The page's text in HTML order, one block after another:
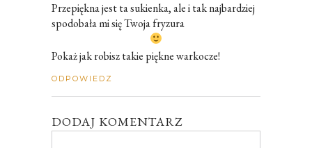
Przepiękna jest ta sukienka, ale i tak najbardziej
spodobała mi się Twoja fryzura
Pokaż jak robisz takie piękne warkocze!
ODPOWIEDZ
DODAJ KOMENTARZ